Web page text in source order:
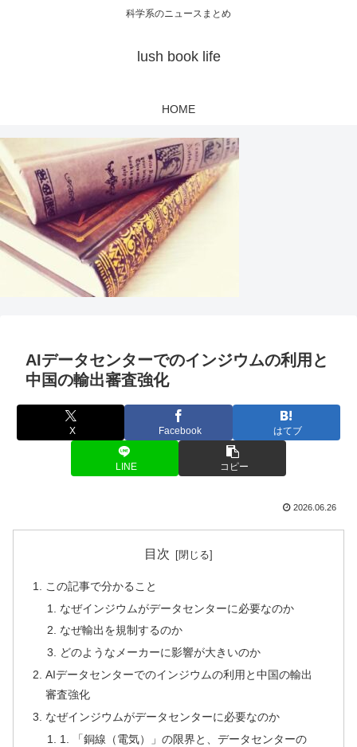
科学系のニュースまとめ
lush book life
HOME
AIデータセンターでのインジウムの利用と
中国の輸出審査強化
X Facebook はてブ
LINE コピー
2026.06.26
目次
この記事で分かること
なぜインジウムがデータセンターに必要なのか
なぜ輸出を規制するのか
どのようなメーカーに影響が大きいのか
AIデータセンターでのインジウムの利用と中国の輸出
審査強化
なぜインジウムがデータセンターに必要なのか
1. 「銅線（電気）」の限界と、データセンターの